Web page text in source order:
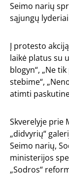
Seimo narių
sąjungų
Į protesto
laikė platus su
blogyn“, „Ne
stebime“,
atimti
Skverelyje prie
„didvyrių“
Seimo narių,
ministerijos
„Sodros“